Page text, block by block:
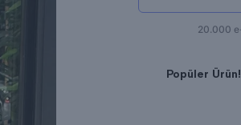
Popüler Ürün!